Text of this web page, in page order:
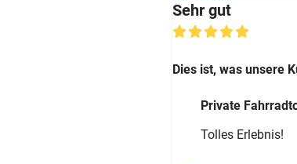
Sehr gut
Dies ist, was unsere
Private
Tolles Erlebnis!